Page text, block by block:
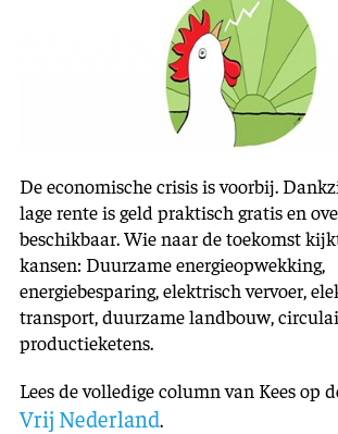
De economische crisis is voorbij.
lage rente is geld praktisch gratis en
beschikbaar. Wie naar de toekomst
kansen: Duurzame energieopwekking,
energiebesparing, elektrisch vervoer,
transport, duurzame landbouw,
productieketens.
Lees de volledige column van Kees op
Vrij Nederland.